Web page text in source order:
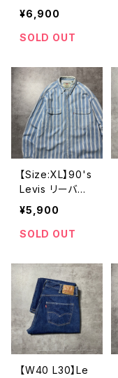
ス ジッパーフ
ライ ルーズス
トレート 145周
ックデニム ジ
ーンズ
¥6,900
SOLD OUT
【Size:XL】90's
Levis リーバイ
ス 赤タブ ダ
ブルポケット ス
トライプ デニ
¥5,900
SOLD OUT
【W40 L30】Le